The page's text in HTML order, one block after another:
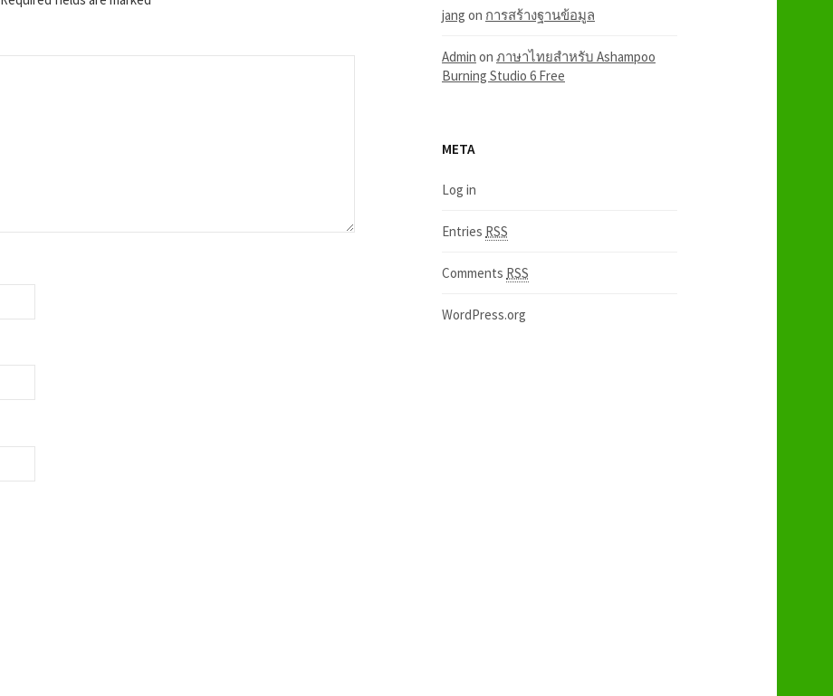
jang on การสร้างฐานข้อมูล
Admin on ภาษาไทยสำหรับ Ashampoo
Burning Studio 6 Free
META
Log in
Entries RSS
Comments RSS
WordPress.org